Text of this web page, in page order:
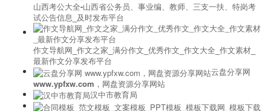
山西考公大全-山西省公务员、事业编、教师、三支一扶、特岗考
试公告信息_及时发布平台
作文导航网_作文之家_满分作文_优秀作文_作文大全_作文素材_
最新作文分享发布平台
云盘分享网
www.ypfxw.com，网盘资源分享网站
汉中市教育局